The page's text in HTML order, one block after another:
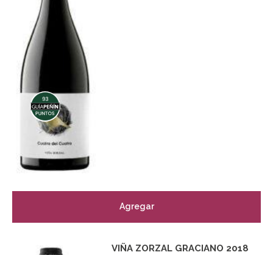
Agregar
VIÑA ZORZAL GRACIANO 2018